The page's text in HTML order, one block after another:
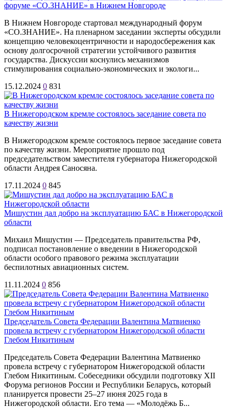
форуме «СО.ЗНАНИЕ» в Нижнем Новгороде
В Нижнем Новгороде стартовал международный форум
«СО.ЗНАНИЕ». На пленарном заседании эксперты обсудили
концепцию человекоцентричности и народосбережения как
основу долгосрочной стратегии устойчивого развития
государства. Дискуссии коснулись механизмов
стимулирования социально-экономических и экологи...
15.12.2024 0 831
В Нижегородском кремле состоялось заседание совета по
качеству жизни
В Нижегородском кремле состоялось первое заседание совета
по качеству жизни. Мероприятие прошло под
председательством заместителя губернатора Нижегородской
области Андрея Саносяна.
17.11.2024 0 845
Мишустин дал добро на эксплуатацию БАС в Нижегородской
области
Михаил Мишустин — Председатель правительства РФ,
подписал постановление о введении в Нижегородской
области особого правового режима эксплуатации
беспилотных авиационных систем.
11.11.2024 0 856
Председатель Совета Федерации Валентина Матвиенко
провела встречу с губернатором Нижегородской области
Глебом Никитиным
Председатель Совета Федерации Валентина Матвиенко
провела встречу с губернатором Нижегородской области
Глебом Никитиным. Собеседники обсудили подготовку XII
Форума регионов России и Республики Беларусь, который
планируется провести 25–27 июня 2025 года в
Нижегородской области. Его тема — «Молодёжь Б...